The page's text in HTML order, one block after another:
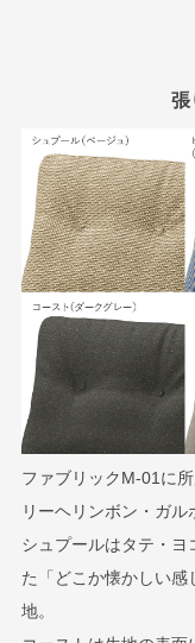
張
ファブリックM-01に
リーヘリンボン・ガル
シュプールはタテ・
た「どこか懐かしい感
地。